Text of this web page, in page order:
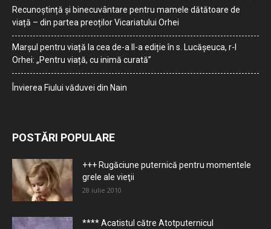
Recunoștință și binecuvântare pentru mamele dătătoare de
viață – din partea preoților Vicariatului Orhei
Marșul pentru viață la cea de-a II-a ediție în s. Lucășeuca, r-l
Orhei: „Pentru viață, cu inimă curată”
Învierea Fiului văduvei din Nain
POSTĂRI POPULARE
+++ Rugăciune puternică pentru momentele
grele ale vieţii
28 iulie 2010
**** Acatistul către Atotputernicul